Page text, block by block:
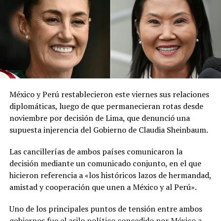
Comparte esto:
Facebook X
Me gusta esto:
Relacionado
Irán y EE.UU. vuelven a Suiza
Trump amenaza con
red social X.
El ministerio agregó que, pese a la presencia del polvo
del Sahara, se esperan lluvias durante los próximos días,
por lo que pidió a la población mantenerse atenta a la
información oficial sobre las condiciones
meteorológicas.
Las autoridades reiteraron el llamado a consultar los
canales oficiales del MARN y adoptar las medidas de
prevención necesarias para reducir los efectos de este
fenómeno atmosférico, especialmente entre las
personas con mayor riesgo de complicaciones de salud.
Comparte esto:
Facebook X
México y Perú restablecieron este viernes sus relaciones
diplomáticas, luego de que permanecieran rotas desde
noviembre por decisión de Lima, que denunció una
supuesta injerencia del Gobierno de Claudia Sheinbaum.
Las cancillerías de ambos países comunicaron la
decisión mediante un comunicado conjunto, en el que
hicieron referencia a «los históricos lazos de hermandad,
amistad y cooperación que unen a México y al Perú».
Uno de los principales puntos de tensión entre ambos